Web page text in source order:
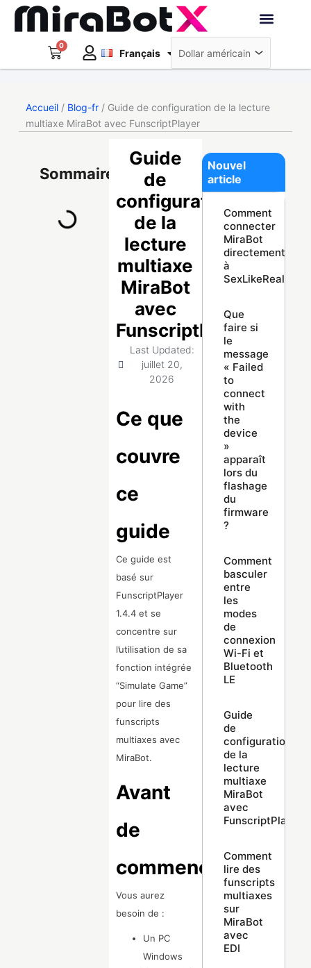
Aller
0
Panier Français
Deutsch
日本語
Accueil/ Blog-fr/ Guide de configuration de la lecture
multiaxe MiraBot avec FunscriptPlayer
Sommaire
Guide
de
configuration
de la
lecture
multiaxe
MiraBot
avec
FunscriptPlayer
Last Updated:
juillet 20,
2026
Ce que
couvre
ce
guide
Ce guide est
basé sur
FunscriptPlayer
1.4.4 et se
concentre sur
l’utilisation de sa
fonction intégrée
“Simulate Game”
pour lire des
funscripts
multiaxes avec
MiraBot.
Avant
de
commencer
Vous aurez
besoin de :
Un PC
Windows
Nouvel
article
Comment
connecter
MiraBot
directement
à
SexLikeReal
Que
faire si
le
message
« Failed
to
connect
with
the
device
»
apparaît
lors du
flashage
du
firmware
?
Comment
basculer
entre
les
modes
de
connexion
Wi-Fi et
Bluetooth
LE
Guide
de
configuration
de la
lecture
multiaxe
MiraBot
avec
FunscriptPlayer
Comment
lire des
funscripts
multiaxes
sur
MiraBot
avec
EDI